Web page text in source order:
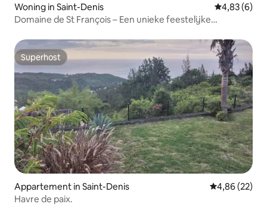
Woning in Saint-Denis Gemiddelde
4,83 (6)
Domaine de St François – Een unieke feestelijke
Superhost
Superhost
Appartement in Saint-Denis Gemiddelde
4,86 (22)
Havre de paix.